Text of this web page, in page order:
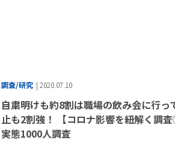
調査/研究 | 2020.07.10
自粛明けも約8割は職場の飲み会に行っ
止も2割強！ 【コロナ影響を紐解く調
実態1000人調査